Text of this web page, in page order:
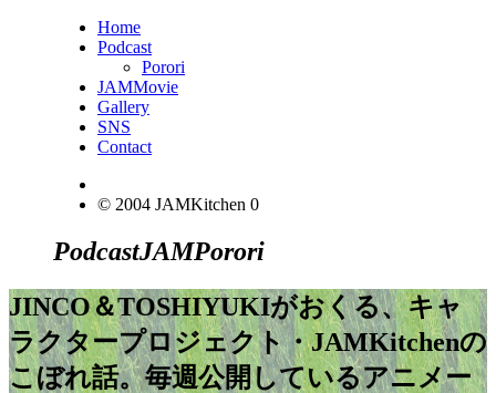
Home
Podcast
Porori
JAMMovie
Gallery
SNS
Contact
© 2004 JAMKitchen 0
PodcastJAMPorori
JINCO＆TOSHIYUKIがおくる、キャ
ラクタープロジェクト・JAMKitchenの
こぼれ話。毎週公開しているアニメー